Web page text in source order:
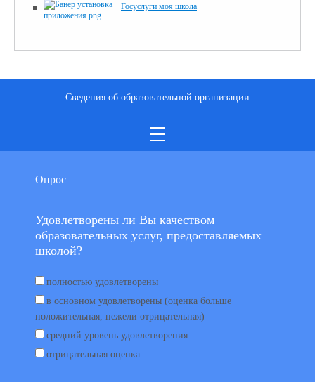
Госуслуги моя школа
Сведения об образовательной организации
Опрос
Удовлетворены ли Вы качеством
образовательных услуг, предоставляемых
школой?
полностью удовлетворены
в основном удовлетворены (оценка больше
положительная, нежели отрицательная)
средний уровень удовлетворения
отрицательная оценка